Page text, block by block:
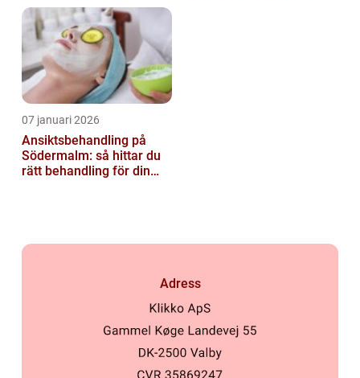
07 januari 2026
Ansiktsbehandling på
Södermalm: så hittar du
rätt behandling för din
Adress